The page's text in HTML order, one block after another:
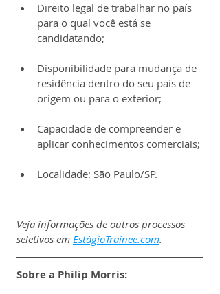
Direito legal de trabalhar no país
para o qual você está se
candidatando;
Disponibilidade para mudança de
residência dentro do seu país de
origem ou para o exterior;
Capacidade de compreender e
aplicar conhecimentos comerciais;
Localidade: São Paulo/SP.
Veja informações de outros processos
seletivos em EstágioTrainee.com.
Sobre a Philip Morris: